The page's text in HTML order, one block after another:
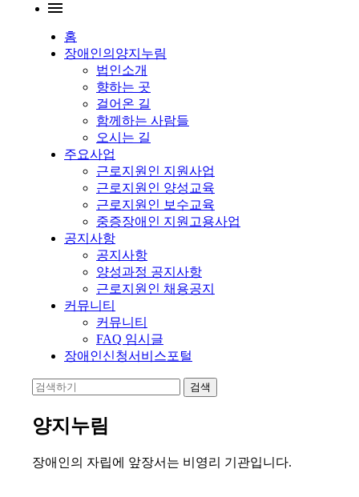
홈
장애인의양지누림
법인소개
향하는 곳
걸어온 길
함께하는 사람들
오시는 길
주요사업
근로지원인 지원사업
근로지원인 양성교육
근로지원인 보수교육
중증장애인 지원고용사업
공지사항
공지사항
양성과정 공지사항
근로지원인 채용공지
커뮤니티
커뮤니티
FAQ 임시글
장애인신청서비스포털
양지누림
장애인의 자립에 앞장서는 비영리 기관입니다.